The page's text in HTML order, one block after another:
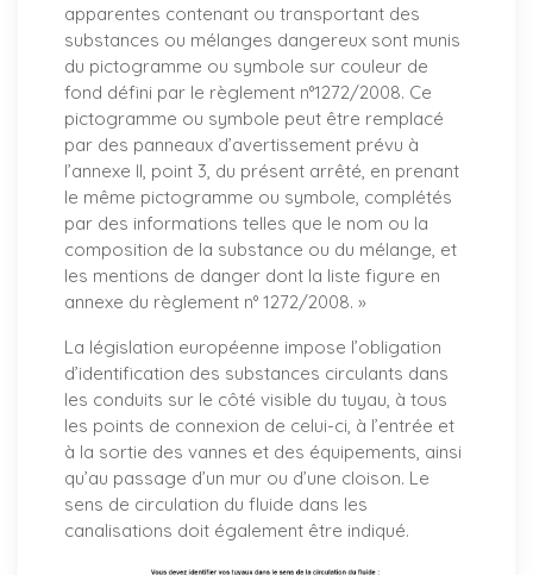
apparentes contenant ou transportant des
substances ou mélanges dangereux sont munis
du pictogramme ou symbole sur couleur de
fond défini par le règlement n°1272/2008. Ce
pictogramme ou symbole peut être remplacé
par des panneaux d’avertissement prévu à
l’annexe II, point 3, du présent arrêté, en prenant
le même pictogramme ou symbole, complétés
par des informations telles que le nom ou la
composition de la substance ou du mélange, et
les mentions de danger dont la liste figure en
annexe du règlement n° 1272/2008. »
La législation européenne impose l’obligation
d’identification des substances circulants dans
les conduits sur le côté visible du tuyau, à tous
les points de connexion de celui-ci, à l’entrée et
à la sortie des vannes et des équipements, ainsi
qu’au passage d’un mur ou d’une cloison. Le
sens de circulation du fluide dans les
canalisations doit également être indiqué.